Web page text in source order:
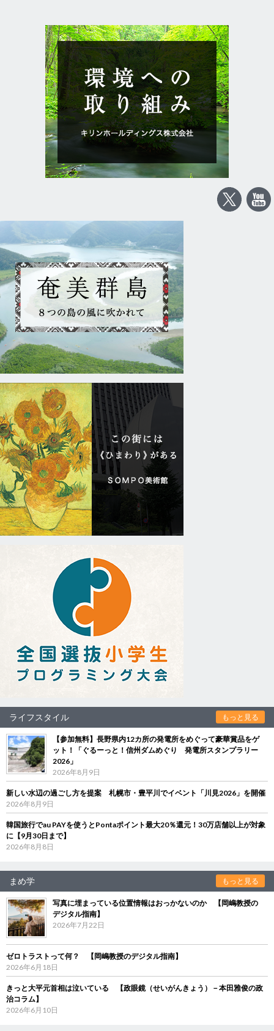
ライフスタイル もっと見る
【参加無料】長野県内12カ所の発電所をめぐって豪華賞品をゲ
ット！「ぐるーっと！信州ダムめぐり 発電所スタンプラリー
2026」
2026年8月9日
新しい水辺の過ごし方を提案 札幌市・豊平川でイベント「川見2026」を開催
2026年8月9日
韓国旅行でau PAYを使うとPontaポイント最大20％還元！30万店舗以上が対象
に【9月30日まで】
2026年8月8日
まめ学 もっと見る
写真に埋まっている位置情報はおっかないのか 【岡嶋教授の
デジタル指南】
2026年7月22日
ゼロトラストって何？ 【岡嶋教授のデジタル指南】
2026年6月18日
きっと大平元首相は泣いている 【政眼鏡（せいがんきょう）－本田雅俊の政
治コラム】
2026年6月10日